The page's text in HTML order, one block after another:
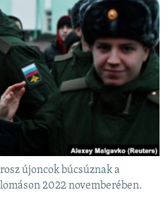
újoncok búcsúznak a
2022 novemberében.